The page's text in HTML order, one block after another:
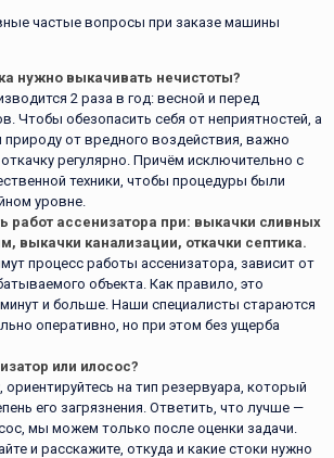
частые вопросы при заказе машины
нужно выкачивать нечистоты?
2 раза в год: весной и перед
Чтобы обезопасить себя от неприятностей, а
от вредного воздействия, важно
регулярно. Причём исключительно с
техники, чтобы процедуры были
уровне.
работ ассенизатора при: выкачки сливных
выкачки канализации, откачки септика.
процесс работы ассенизатора, зависит от
объекта. Как правило, это
минут и больше. Наши специалисты стараются
оперативно, но при этом без ущерба
или илосос?
на тип резервуара, который
его загрязнения. Ответить, что лучше —
мы можем только после оценки задачи.
и расскажите, откуда и какие стоки нужно